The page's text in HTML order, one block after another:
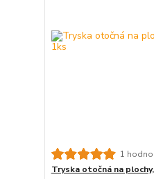
1
Tryska otočná na